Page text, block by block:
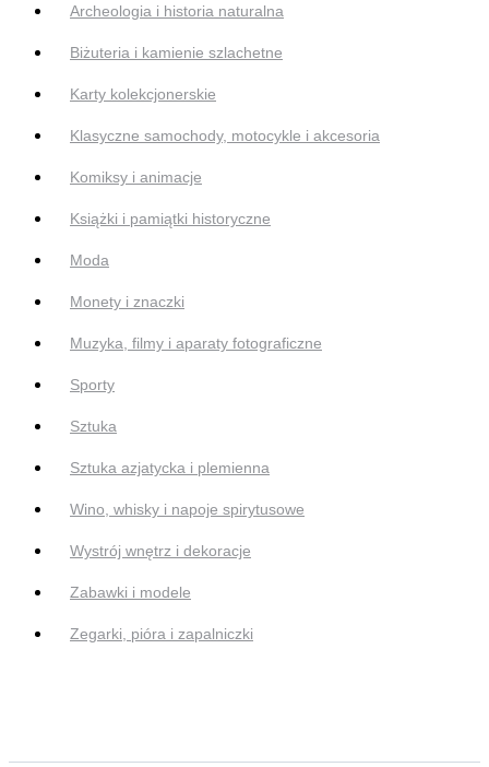
Archeologia i historia naturalna
Biżuteria i kamienie szlachetne
Karty kolekcjonerskie
Klasyczne samochody, motocykle i akcesoria
Komiksy i animacje
Książki i pamiątki historyczne
Moda
Monety i znaczki
Muzyka, filmy i aparaty fotograficzne
Sporty
Sztuka
Sztuka azjatycka i plemienna
Wino, whisky i napoje spirytusowe
Wystrój wnętrz i dekoracje
Zabawki i modele
Zegarki, pióra i zapalniczki